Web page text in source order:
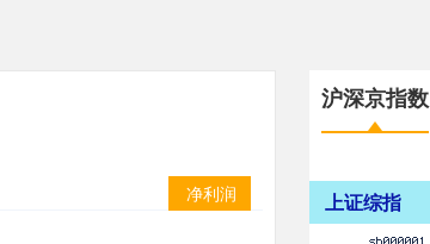
净利润
沪深京指数
上证综指